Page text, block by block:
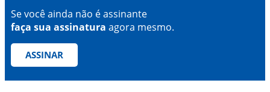
Se você ainda não é assinante
faça sua assinatura agora mesmo.
ASSINAR